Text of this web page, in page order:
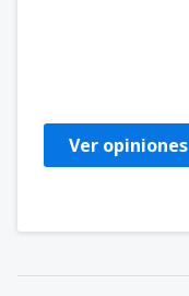
Ver opiniones